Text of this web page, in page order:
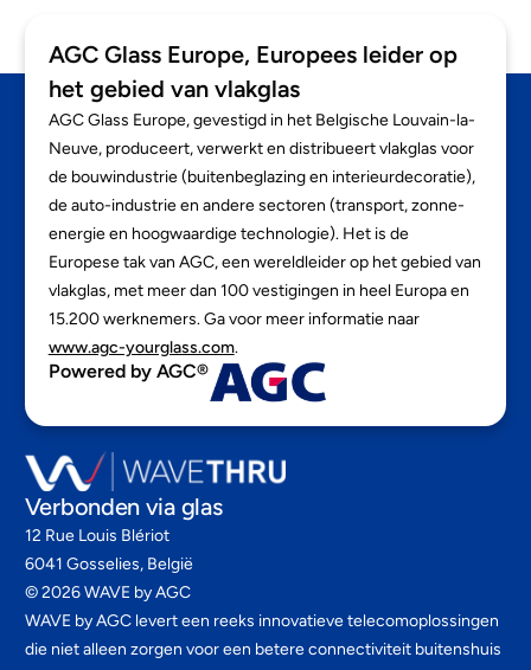
AGC Glass Europe, Europees leider op
het gebied van vlakglas
AGC Glass Europe, gevestigd in het Belgische Louvain-la-
Neuve, produceert, verwerkt en distribueert vlakglas voor
de bouwindustrie (buitenbeglazing en interieurdecoratie),
de auto-industrie en andere sectoren (transport, zonne-
energie en hoogwaardige technologie). Het is de
Europese tak van AGC, een wereldleider op het gebied van
vlakglas, met meer dan 100 vestigingen in heel Europa en
15.200 werknemers. Ga voor meer informatie naar
www.agc-yourglass.com.
Powered by AGC®
WAVE by AGC levert een reeks innovatieve telecomoplossingen
die niet alleen zorgen voor een betere connectiviteit buitenshuis
Verbonden via glas
12 Rue Louis Blériot
6041 Gosselies, België
©2026WAVE by AGC